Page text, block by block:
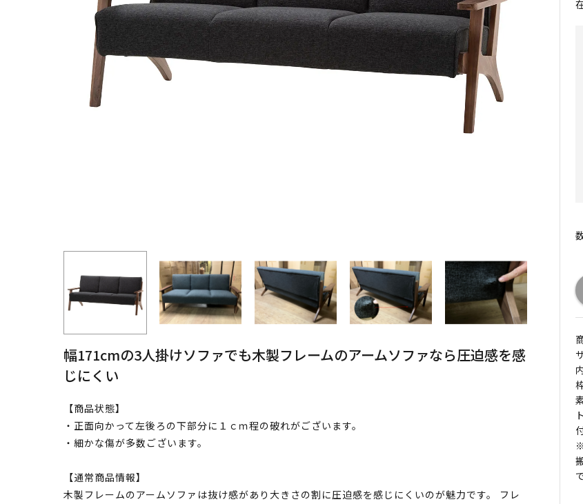
幅171cmの3人掛けソファでも木製フレームのアームソファなら圧迫感を感
じにくい
【商品状態】
・正面向かって左後ろの下部分に１ｃｍ程の破れがございます。
・細かな傷が多数ございます。
【通常商品情報】
木製フレームのアームソファは抜け感があり大きさの割に圧迫感を感じにくいのが魅力です。 フレ